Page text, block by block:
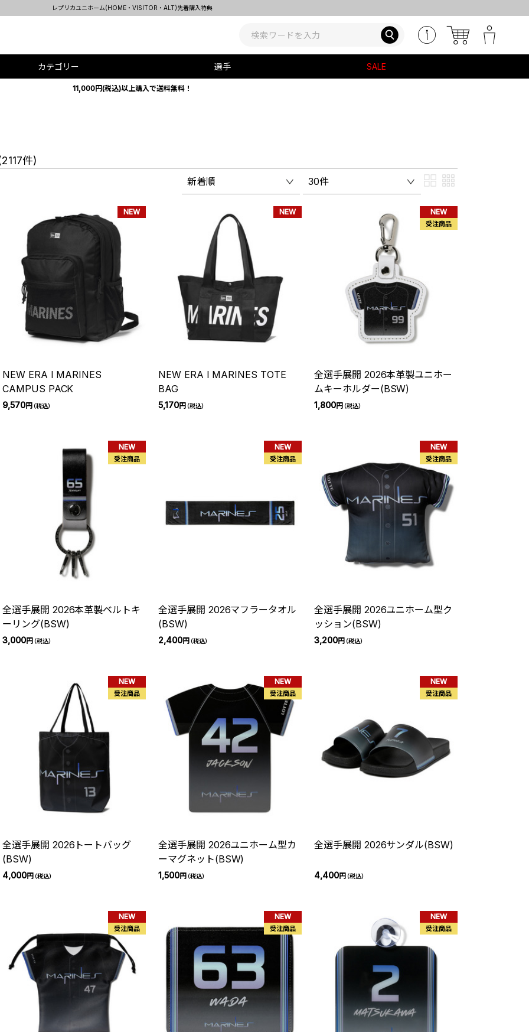
レプリカユニホーム(HOME・VISITOR・ALT)先着購入特典
カテゴリー 選手 SALE
11,000円(税込)以上購入で送料無料！
件)
新着順 30件
NEW
NEW ERA I MARINES
CAMPUS PACK
9,570円（税込）
NEW
NEW ERA I MARINES TOTE
BAG
5,170円（税込）
NEW
受注商品
全選手展開 2026本革製ユニホー
ムキーホルダー(BSW)
1,800円（税込）
NEW
受注商品
全選手展開 2026本革製ベルトキ
ーリング(BSW)
3,000円（税込）
NEW
受注商品
全選手展開 2026マフラータオル
(BSW)
2,400円（税込）
NEW
受注商品
全選手展開 2026ユニホーム型ク
ッション(BSW)
3,200円（税込）
NEW
受注商品
全選手展開 2026トートバッグ
(BSW)
4,000円（税込）
NEW
受注商品
全選手展開 2026ユニホーム型カ
ーマグネット(BSW)
1,500円（税込）
NEW
受注商品
全選手展開 2026サンダル(BSW)
4,400円（税込）
NEW
受注商品
NEW
受注商品
NEW
受注商品